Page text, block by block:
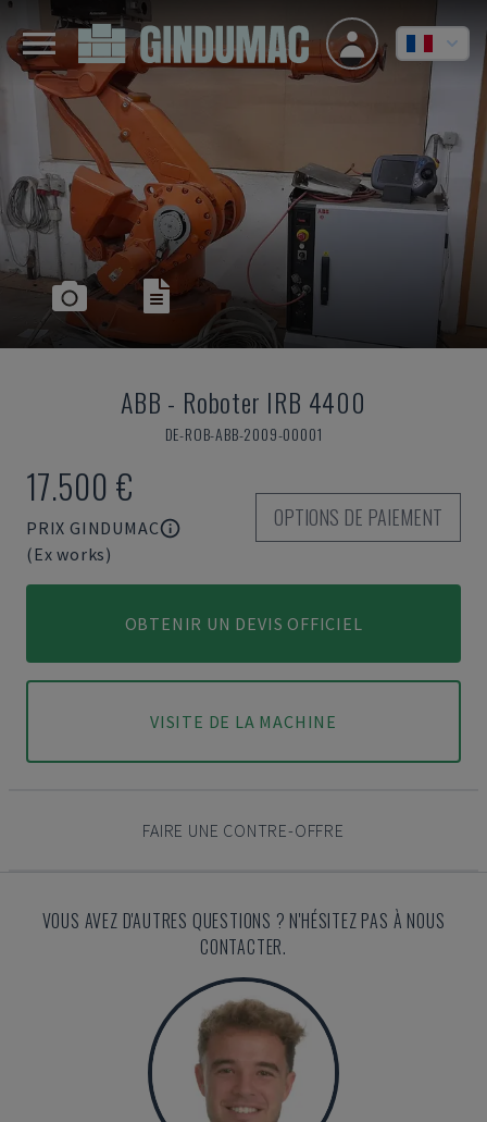
ABB - Roboter IRB 4400
DE-ROB-ABB-2009-00001
17.500 €
PRIX GINDUMAC
(Ex works)
OPTIONS DE PAIEMENT
OBTENIR UN DEVIS OFFICIEL
VISITE DE LA MACHINE
FAIRE UNE CONTRE-OFFRE
VOUS AVEZ D'AUTRES QUESTIONS ? N'HÉSITEZ PAS À NOUS
CONTACTER.